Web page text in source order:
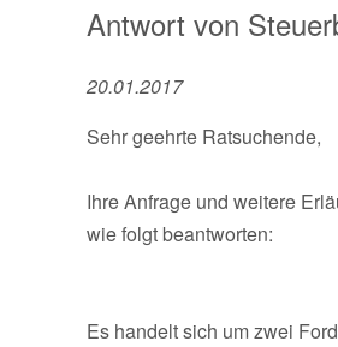
Antwort von
20.01.2017
Sehr geehrte Ratsuchende,
Ihre Anfrage und weitere
wie folgt beantworten:
Es handelt sich um zwei